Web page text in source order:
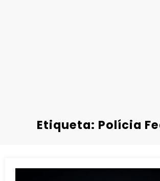
Etiqueta: Polícia